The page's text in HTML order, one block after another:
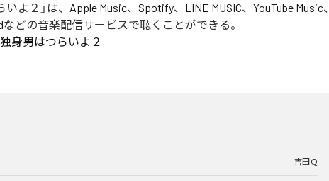
いよ２ 」は、 Apple Music、 Spotify、 LINE MUSIC、 YouTube Music、
などの音楽配信サービスで聴くことができる。
身男はつらいよ２
吉田Ｑ